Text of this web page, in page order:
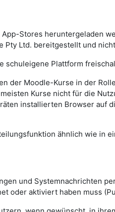
Stores heruntergeladen
Ltd. bereitgestellt und
schuleigene Plattform
der Moodle-Kurse in der Rolle
Kurse nicht für die
installierten Browser
ähnlich wie in
und Systemnachrichten
oder aktiviert haben muss